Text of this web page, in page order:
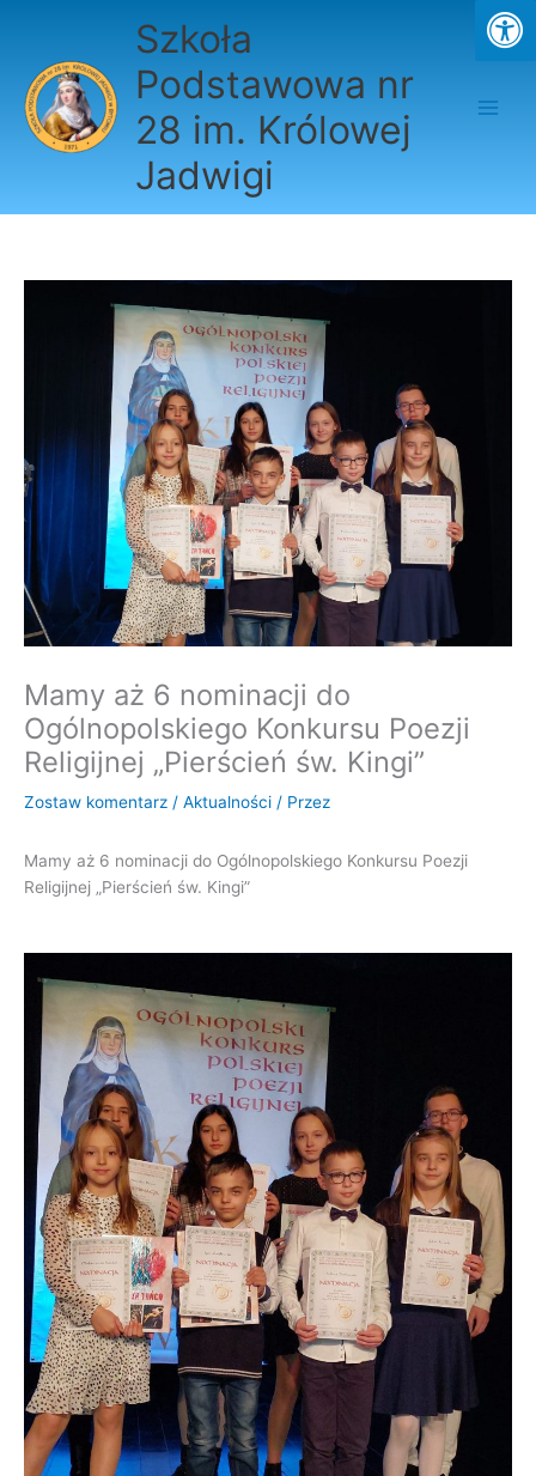
Szkoła
Podstawowa nr
28 im. Królowej
Jadwigi
Mamy aż 6 nominacji do
Ogólnopolskiego Konkursu Poezji
Religijnej „Pierścień św. Kingi”
Zostaw komentarz / Aktualności / Przez
Mamy aż 6 nominacji do Ogólnopolskiego Konkursu Poezji
Religijnej „Pierścień św. Kingi”